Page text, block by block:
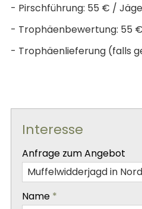
- Pirschführung: 55 € /
- Trophäenbewertung: 55
- Trophäenlieferung (falls
Interesse
Anfrage zum Angebot
Name *